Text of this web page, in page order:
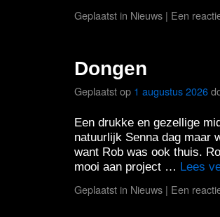
Geplaatst in Nieuws | Een
Dongen
Geplaatst op 1 augustus 2026
Een drukke en gezellige
natuurlijk Senna dag maar
want Rob was ook thuis.
mooi aan project … Lees
Geplaatst in Nieuws | Een